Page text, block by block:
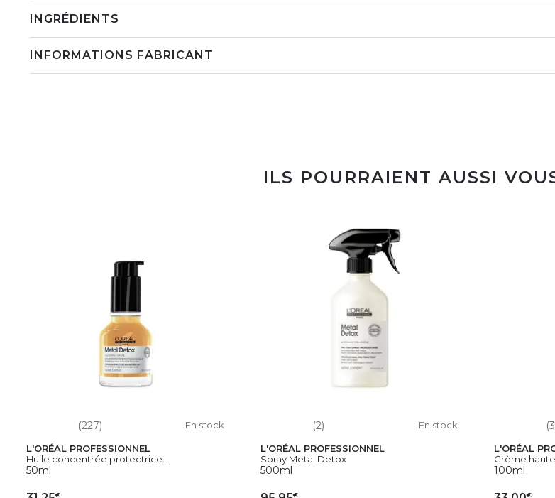
INGRÉDIENTS
INFORMATIONS FABRICANT
ILS POURRAIENT AUSSI
(227) En stock
L'ORÉAL PROFESSIONNEL
Huile concentrée protectrice...
50ml
€
(2) En stock
L'ORÉAL PROFESSIONNEL
Spray Metal Detox
500ml
€
L'ORÉAL
Crème haute
100ml
€